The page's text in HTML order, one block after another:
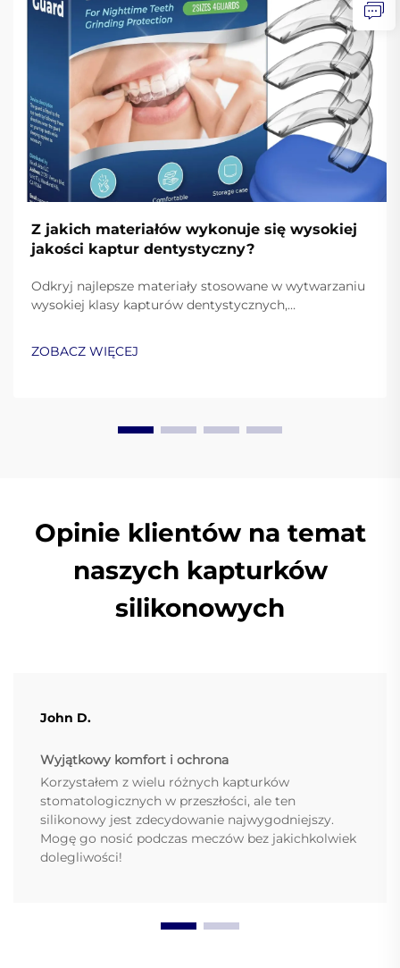
Z jakich materiałów wykonuje się wysokiej
jakości kaptur dentystyczny?
Odkryj najlepsze materiały stosowane w wytwarzaniu
wysokiej klasy kapturów dentystycznych,
właściwości. Czytaj więcej.
ZOBACZ WIĘCEJ
Opinie klientów na temat
naszych kapturków
silikonowych
John D.
Wyjątkowy komfort i ochrona
Korzystałem z wielu różnych kapturków
stomatologicznych w przeszłości, ale ten
silikonowy jest zdecydowanie najwygodniejszy.
Mogę go nosić podczas meczów bez jakichkolwiek
dolegliwości!